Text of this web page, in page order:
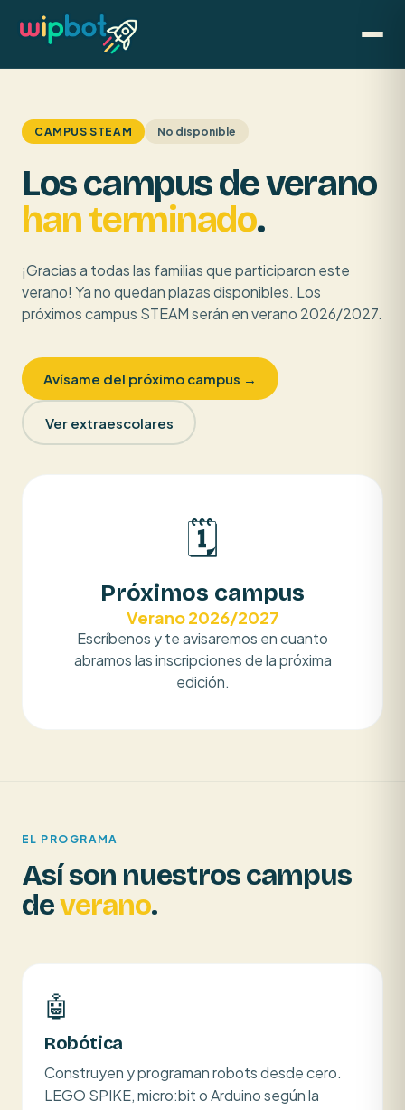
CAMPUS STEAM No disponible
Los campus de verano
han terminado.
¡Gracias a todas las familias que participaron este
verano! Ya no quedan plazas disponibles. Los
próximos campus STEAM serán en verano 2026/2027.
Avísame del próximo campus →
Ver extraescolares
🗓️
Próximos campus
Verano 2026/2027
Escríbenos y te avisaremos en cuanto
abramos las inscripciones de la próxima
edición.
EL PROGRAMA
Así son nuestros campus
deverano.
🤖
Robótica
Construyen y programan robots desde cero.
LEGO SPIKE, micro:bit o Arduino según la